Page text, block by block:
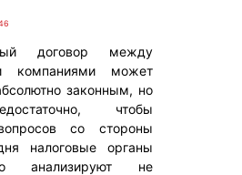
договор между
компаниями может
законным, но
чтобы
со стороны
налоговые органы
анализируют не